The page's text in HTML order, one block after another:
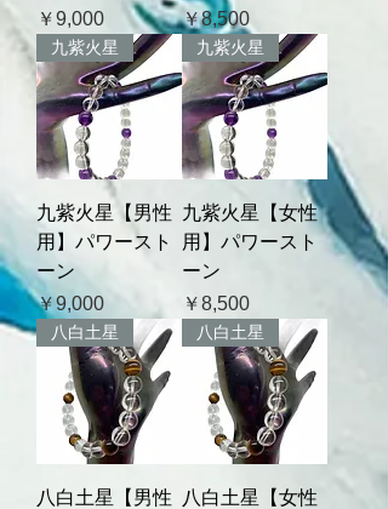
価格
￥9,000
価格
￥8,500
九紫火星
九紫火星【男性
用】パワースト
ーン
価格
￥9,000
九紫火星
九紫火星【女性
用】パワースト
ーン
価格
￥8,500
八白土星
八白土星【男性
八白土星
八白土星【女性